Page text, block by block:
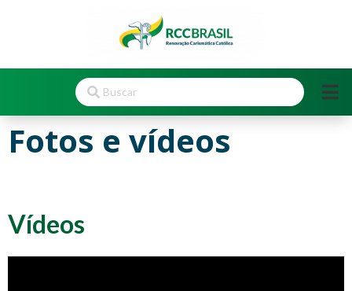
Fotos e vídeos
Vídeos